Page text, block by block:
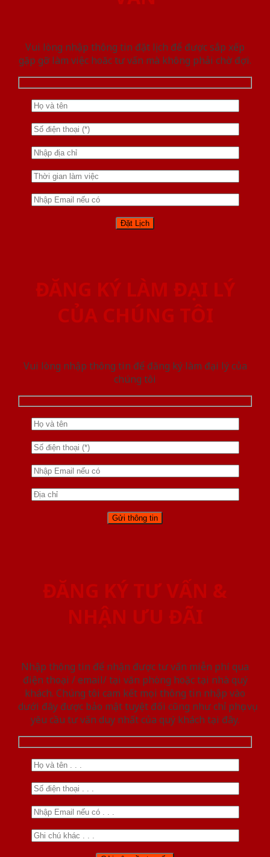
Vui lòng nhập thông tin đặt lịch để được sắp xếp
gặp gỡ làm việc hoăc tư vấn mà không phải chờ đợi.
ĐĂNG KÝ LÀM ĐẠI LÝ
CỦA CHÚNG TÔI
Vui lòng nhập thông tin để đăng ký làm đại lý của
chúng tôi
ĐĂNG KÝ TƯ VẤN &
NHẬN ƯU ĐÃI
Nhập thông tin để nhận được tư vấn miễn phí qua
điện thoại / email/ tại văn phòng hoặc tại nhà quý
khách. Chúng tôi cam kết mọi thông tin nhập vào
dưới đây được bảo mật tuyệt đối cũng như chỉ phục vụ
yêu cầu tư vấn duy nhất của quý khách tại đây.